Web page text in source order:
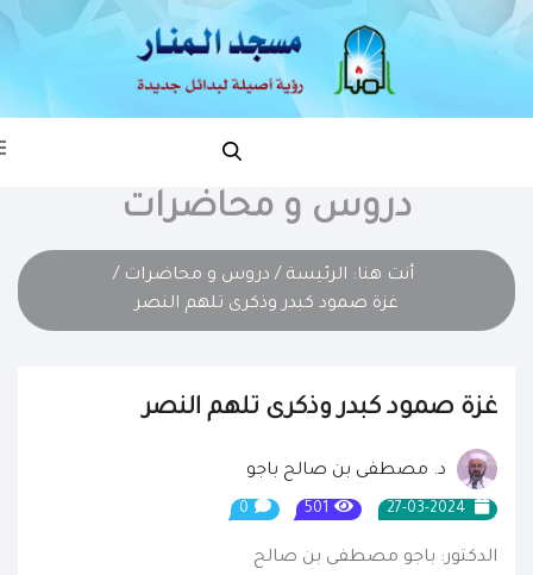
دروس و محاضرات
أنت هنا: الرئيسة / دروس و محاضرات /
غزة صمود كبدر وذكرى تلهم النصر
غزة صمود كبدر وذكرى تلهم النصر
د. مصطفى بن صالح باجو
501
0
الدكتور: باجو مصطفى بن صالح